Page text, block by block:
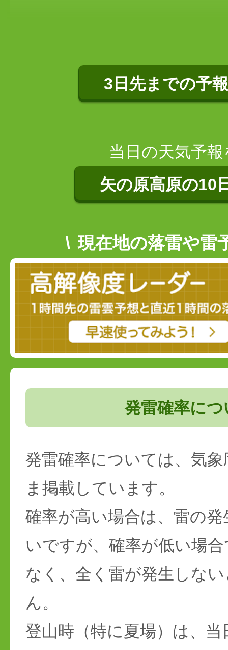
3日先までの予
当日の天気予
矢の原高原の10
現在地の落雷や雷
発雷確率につ
発雷確率については、気
ま掲載しています。
確率が高い場合は、雷の
いですが、確率が低い場
なく、全く雷が発生しな
ん。
登山時（特に夏場）は、